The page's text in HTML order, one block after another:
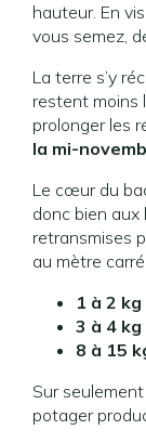
hauteur. En
vous semez,
La terre s’y
restent moins
prolonger les
la mi-
Le cœur du
donc bien aux
retransmises
au mètre carré
1 à 2 kg
3 à 4 kg
8 à 15
Sur
potager